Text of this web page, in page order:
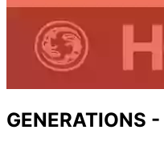
GENERATIONS